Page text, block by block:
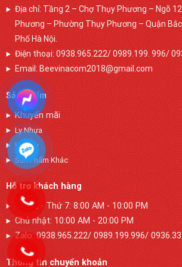
Địa chỉ: Tầng 2 – Chợ Thụy Phương – Ngõ
Phương – Phường Thụy Phương – Quận
Phố Hà Nội.
Điện thoại: 0938.965.222/ 0989.199. 996/
Email: Beevinacom2018@gmail.com
Sản phẩm
Khuyến mãi
Ly Nhựa
Ly Giấy
Sản Phẩm Khác
Hỗ trợ khách hàng
Thứ 2 - Thứ 7: 8:00 AM - 10:00 PM
Chủ nhật: 10:00 AM - 20:00 PM
Zalo: 0938.965.222/ 0989.199.996/
Thông tin chuyển khoản